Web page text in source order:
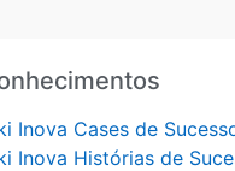
Inova Cases de
Inova Histórias de